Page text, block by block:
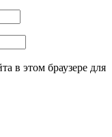
в этом браузере для